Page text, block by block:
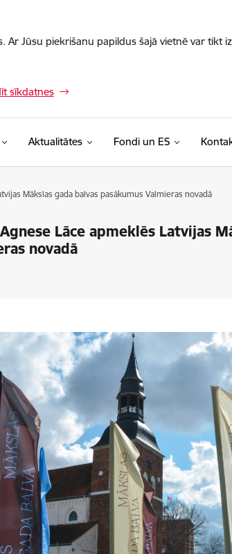
Jūsu piekrišanu papildus šajā vietnē var tikt
sīkdatnes
Aktualitātes Fondi un ES
Mākslas gada balvas pasākumus Valmieras novadā
Lāce apmeklēs Latvijas
novadā